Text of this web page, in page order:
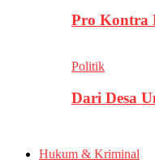
Pro Kontra
Politik
Dari Desa
Hukum & Kriminal